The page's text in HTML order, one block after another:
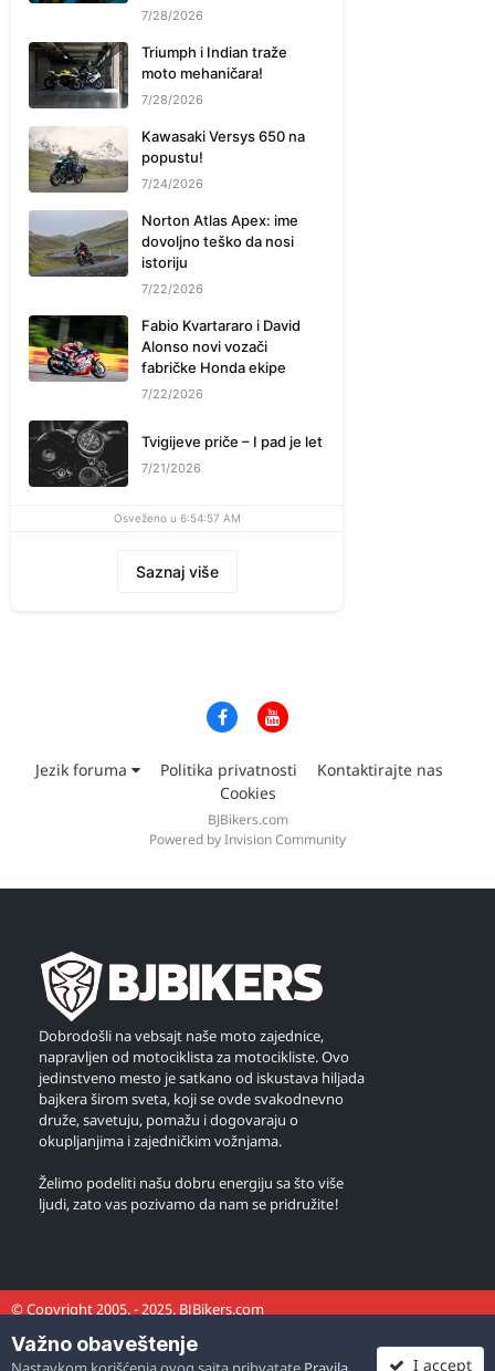
7/28/2026
Triumph i Indian traže
moto mehaničara!
7/28/2026
Kawasaki Versys 650 na
popustu!
7/24/2026
Norton Atlas Apex: ime
dovoljno teško da nosi
istoriju
7/22/2026
Fabio Kvartararo i David
Alonso novi vozači
fabričke Honda ekipe
7/22/2026
Tvigijeve priče – I pad je let
7/21/2026
Osveženo u 6:54:57 AM
Saznaj više
Jezik foruma Politika privatnosti
Kontaktirajte nas
Cookies
BJBikers.com
Powered by Invision Community
Dobrodošli na vebsajt naše moto zajednice,
napravljen od motociklista za motocikliste. Ovo
jedinstveno mesto je satkano od iskustava hiljada
bajkera širom sveta, koji se ovde svakodnevno
druže, savetuju, pomažu i dogovaraju o
okupljanjima i zajedničkim vožnjama.
Želimo podeliti našu dobru energiju sa što više
ljudi, zato vas pozivamo da nam se pridružite!
© Copyright 2005. - 2025. BJBikers.com
Važno obaveštenje
I accept